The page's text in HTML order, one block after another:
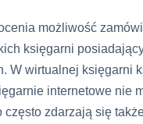
możliwość
księgarni
W wirtualnej księgarni
internetowe nie
zdarzają się